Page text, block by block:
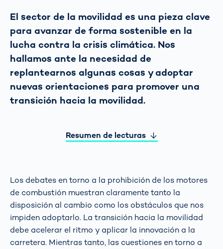
El sector de la movilidad es una pieza clave
para avanzar de forma sostenible en la
lucha contra la crisis climática. Nos
hallamos ante la necesidad de
replantearnos algunas cosas y adoptar
nuevas orientaciones para promover una
transición hacia la movilidad.
Resumen de lecturas
Los debates en torno a la prohibición de los motores
de combustión muestran claramente tanto la
disposición al cambio como los obstáculos que nos
impiden adoptarlo. La transición hacia la movilidad
debe acelerar el ritmo y aplicar la innovación a la
carretera. Mientras tanto, las cuestiones en torno a